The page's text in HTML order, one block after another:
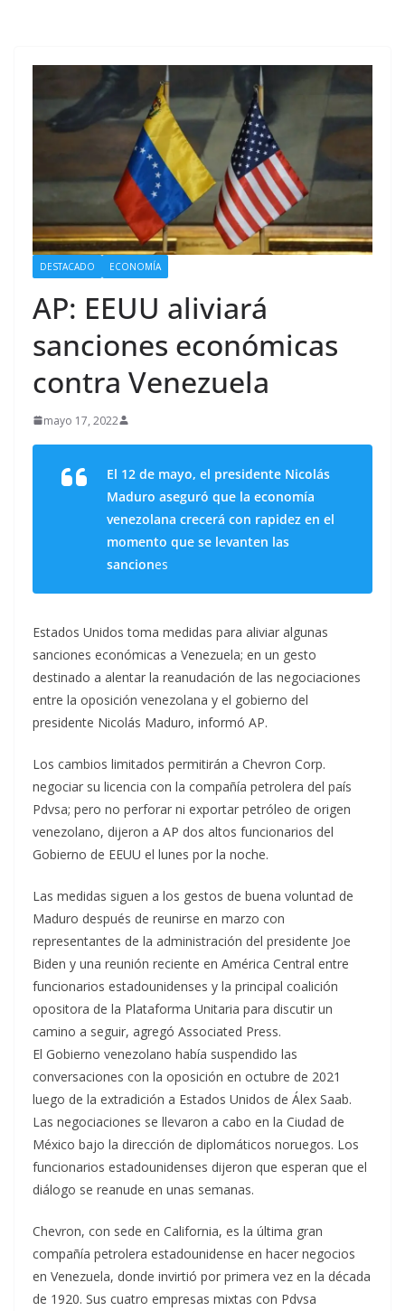
DESTACADO ECONOMÍA
AP: EEUU aliviará
sanciones económicas
contra Venezuela
mayo 17, 2022
El 12 de mayo, el presidente Nicolás
Maduro aseguró que la economía
venezolana crecerá con rapidez en el
momento que se levanten las
sanciones
Estados Unidos toma medidas para aliviar algunas
sanciones económicas a Venezuela; en un gesto
destinado a alentar la reanudación de las negociaciones
entre la oposición venezolana y el gobierno del
presidente Nicolás Maduro, informó AP.
Los cambios limitados permitirán a Chevron Corp.
negociar su licencia con la compañía petrolera del país
Pdvsa; pero no perforar ni exportar petróleo de origen
venezolano, dijeron a AP dos altos funcionarios del
Gobierno de EEUU el lunes por la noche.
Las medidas siguen a los gestos de buena voluntad de
Maduro después de reunirse en marzo con
representantes de la administración del presidente Joe
Biden y una reunión reciente en América Central entre
funcionarios estadounidenses y la principal coalición
opositora de la Plataforma Unitaria para discutir un
camino a seguir, agregó Associated Press.
El Gobierno venezolano había suspendido las
conversaciones con la oposición en octubre de 2021
luego de la extradición a Estados Unidos de Álex Saab.
Las negociaciones se llevaron a cabo en la Ciudad de
México bajo la dirección de diplomáticos noruegos. Los
funcionarios estadounidenses dijeron que esperan que el
diálogo se reanude en unas semanas.
Chevron, con sede en California, es la última gran
compañía petrolera estadounidense en hacer negocios
en Venezuela, donde invirtió por primera vez en la década
de 1920. Sus cuatro empresas mixtas con Pdvsa